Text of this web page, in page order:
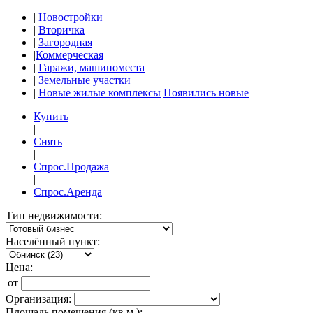
| Новостройки
| Вторичка
| Загородная
|Коммерческая
| Гаражи, машиноместа
| Земельные участки
| Новые жилые комплексы Появились новые
Купить
|
Снять
|
Спрос.Продажа
|
Спрос.Аренда
Тип недвижимости:
Населённый пункт:
Цена:
от
Организация: